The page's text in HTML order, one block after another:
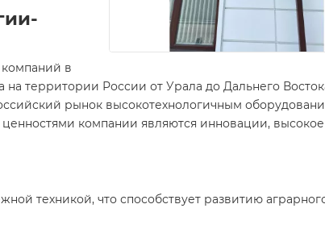
в
территории России от Урала до Дальнего
рынок высокотехнологичным
компании являются инновации, высокое
техникой, что способствует развитию